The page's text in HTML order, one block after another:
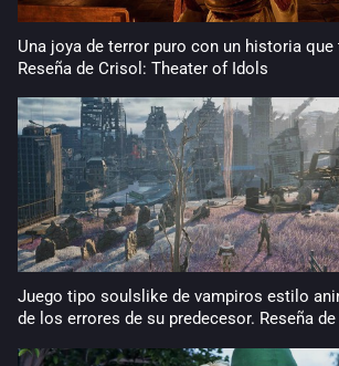
Una joya de terror puro con un historia
Reseña de Crisol: Theater of Idols
Juego tipo soulslike de vampiros estilo
de los errores de su predecesor. Reseña de